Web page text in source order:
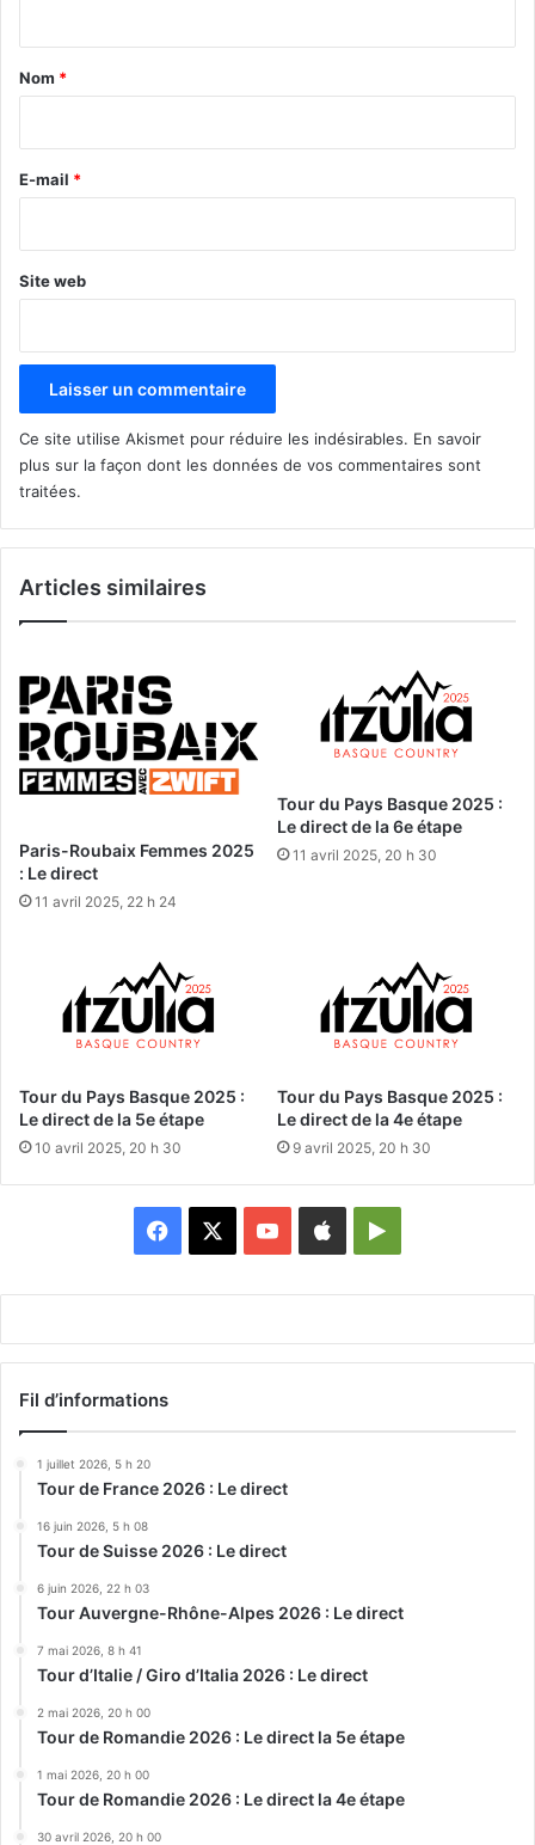
a
e
Nom *
E-mail *
Site web
Ce site utilise Akismet pour réduire les indésirables. En savoir
plus sur la façon dont les données de vos commentaires sont
traitées.
Articles similaires
Paris-Roubaix Femmes 2025
: Le direct
11 avril 2025, 22 h 24
Tour du Pays Basque 2025 :
Le direct de la 6e étape
11 avril 2025, 20 h 30
Tour du Pays Basque 2025 :
Le direct de la 5e étape
10 avril 2025, 20 h 30
Tour du Pays Basque 2025 :
Le direct de la 4e étape
9 avril 2025, 20 h 30
Facebook YouTubeAppleGoogle
Fil d’informations
1 juillet 2026, 5 h 20
Tour de France 2026 : Le direct
16 juin 2026, 5 h 08
Tour de Suisse 2026 : Le direct
6 juin 2026, 22 h 03
Tour Auvergne-Rhône-Alpes 2026 : Le direct
7 mai 2026, 8 h 41
Tour d’Italie / Giro d’Italia 2026 : Le direct
2 mai 2026, 20 h 00
Tour de Romandie 2026 : Le direct la 5e étape
1 mai 2026, 20 h 00
Tour de Romandie 2026 : Le direct la 4e étape
30 avril 2026, 20 h 00